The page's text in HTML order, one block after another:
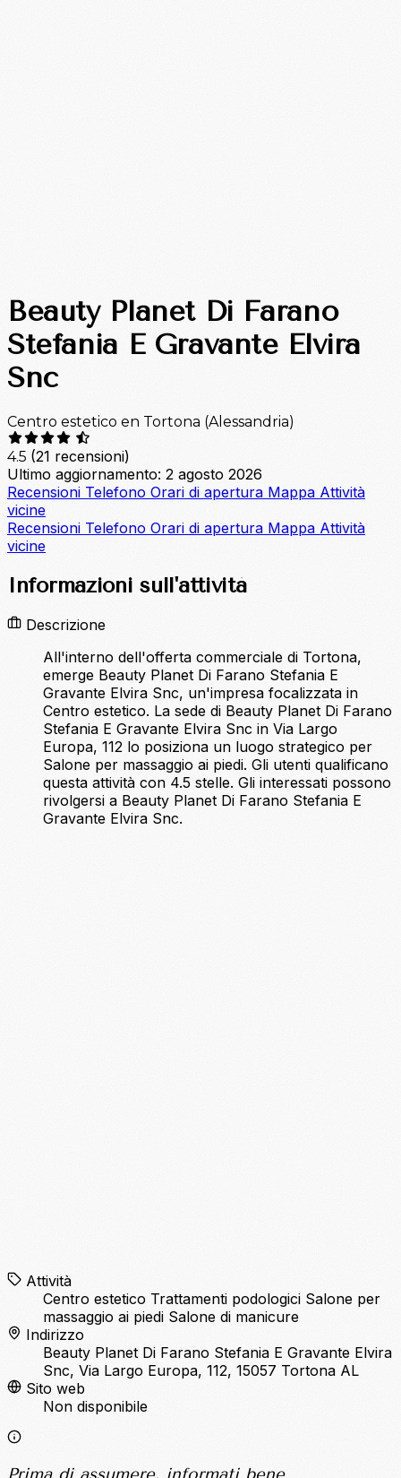
Beauty Planet Di Farano
Stefania E Gravante Elvira
Snc
Centro estetico en Tortona (Alessandria)
4.5 (21 recensioni)
Ultimo aggiornamento: 2 agosto 2026
Recensioni Telefono Orari di apertura Mappa Attività
vicine
Recensioni Telefono Orari di apertura Mappa Attività
vicine
Informazioni sull'attività
Descrizione
All'interno dell'offerta commerciale di Tortona,
emerge Beauty Planet Di Farano Stefania E
Gravante Elvira Snc, un'impresa focalizzata in
Centro estetico. La sede di Beauty Planet Di Farano
Stefania E Gravante Elvira Snc in Via Largo
Europa, 112 lo posiziona un luogo strategico per
Salone per massaggio ai piedi. Gli utenti qualificano
questa attività con 4.5 stelle. Gli interessati possono
rivolgersi a Beauty Planet Di Farano Stefania E
Gravante Elvira Snc.
Attività
Centro estetico Trattamenti podologici Salone per
massaggio ai piedi Salone di manicure
Indirizzo
Beauty Planet Di Farano Stefania E Gravante Elvira
Snc, Via Largo Europa, 112, 15057 Tortona AL
Sito web
Non disponibile